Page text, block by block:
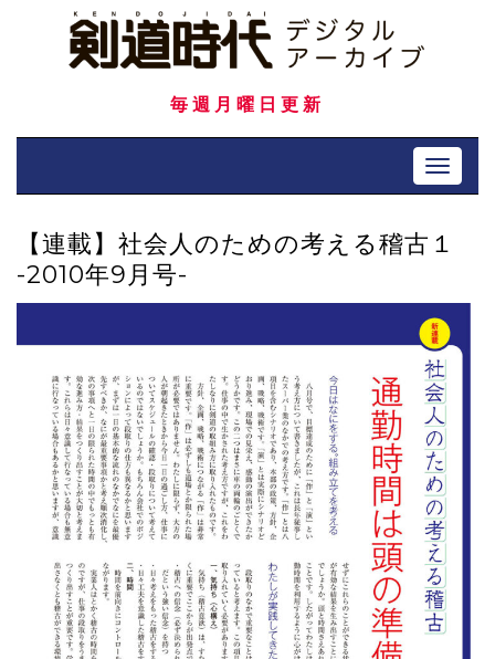
毎週月曜日更新
Toggle
【連載】社会人のための考える稽古１
-2010年9月号-